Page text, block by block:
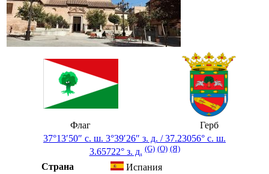
Флаг
Герб
37°13′50″ с. ш. 3°39′26″ з. д. /37.23056° с. ш.
3.65722° з. д. (G) (O) (Я)
Страна
Испания